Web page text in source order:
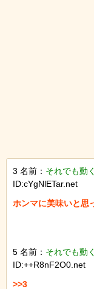
3 名前： それでも動
ID:cYgNlETar.net
ホンマに美味いと思
5 名前： それでも動
ID:++R8nF2O0.net
>>3